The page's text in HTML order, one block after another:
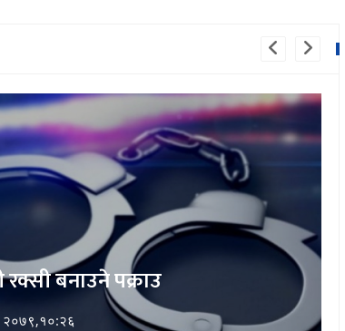
ललितपुरको ग्वार्काेमा कार र ट्याक्सी ठोक्किँदा
२ को मृत्यु, ६ जना घाइते